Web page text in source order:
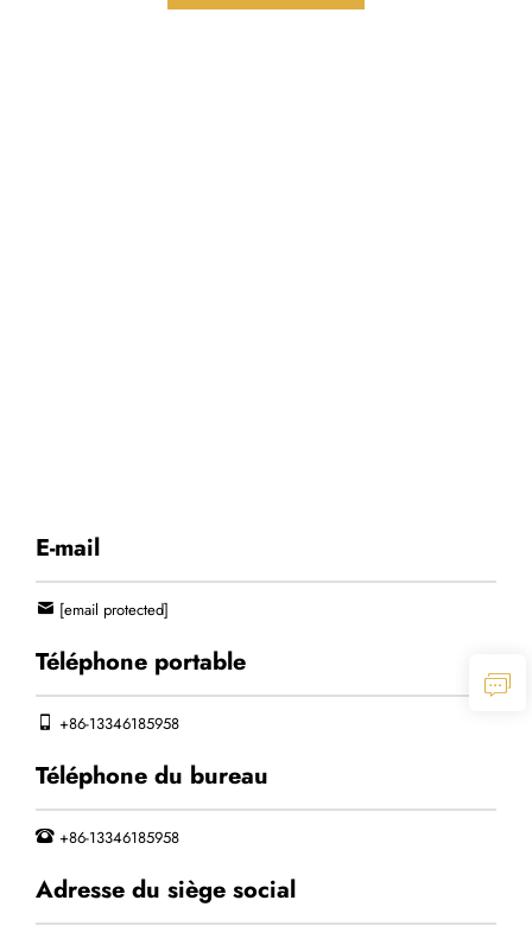
E-mail
[email protected]
Téléphone portable
+86-13346185958
Téléphone du bureau
+86-13346185958
Adresse du siège social